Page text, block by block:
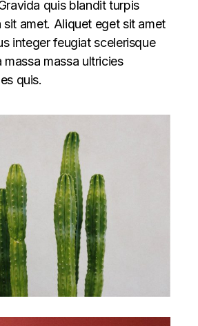
quis blandit turpis
sit amet. Aliquet eget sit amet
integer feugiat scelerisque
massa massa ultricies
quis.